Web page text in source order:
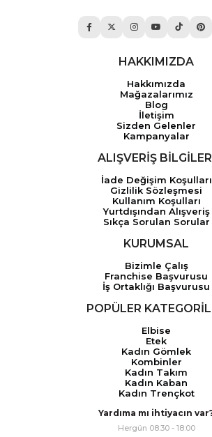
HAKKIMIZDA
Hakkımızda
Mağazalarımız
Blog
İletişim
Sizden Gelenler
Kampanyalar
ALIŞVERİŞ
İade Değişim Koşulları
Gizlilik Sözleşmesi
Kullanım Koşulları
Yurtdışından Alışveriş
Sıkça Sorulan Sorular
KURUMSAL
Bizimle Çalış
Franchise Başvurusu
İş Ortaklığı Başvurusu
POPÜLER
Elbise
Etek
Kadın Gömlek
Kombinler
Kadın Takım
Kadın Kaban
Kadın Trençkot
Yardıma mı ihtiyacın
Hergün 08:30 - 18:00